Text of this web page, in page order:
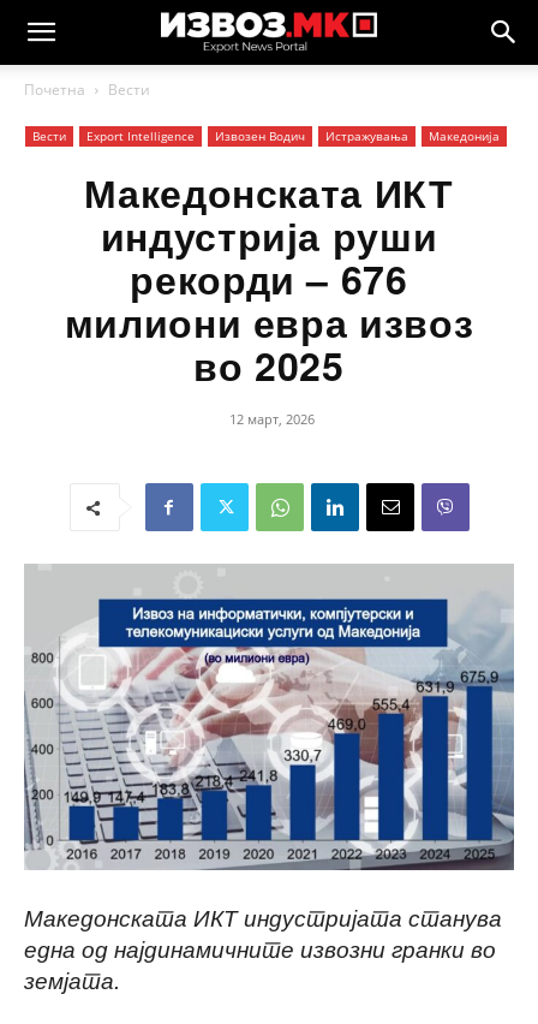
Почетна Вести
Вести Еxport Intelligence Извозен Водич Истражувања Македонија
Македонската ИКТ
индустрија руши
рекорди – 676
милиони евра извоз
во 2025
12 март, 2026
Македонската ИКТ индустријата станува
една од најдинамичните извозни гранки во
земјата.